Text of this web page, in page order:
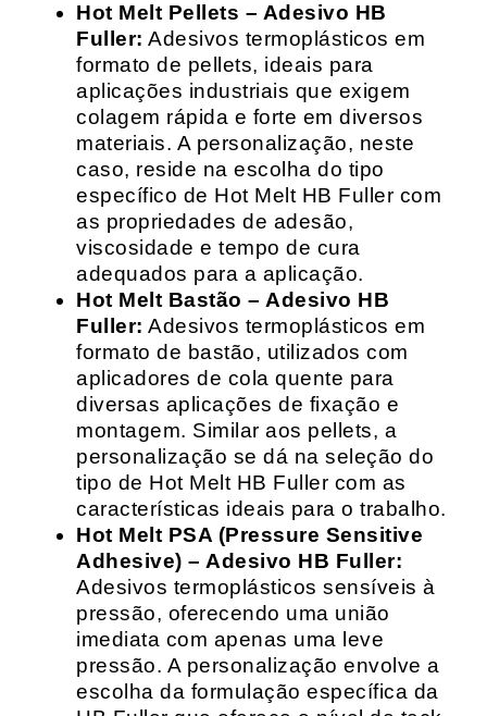
Hot Melt Pellets – Adesivo HB
Fuller: Adesivos termoplásticos em
formato de pellets, ideais para
aplicações industriais que exigem
colagem rápida e forte em diversos
materiais. A personalização, neste
caso, reside na escolha do tipo
específico de Hot Melt HB Fuller com
as propriedades de adesão,
viscosidade e tempo de cura
adequados para a aplicação.
Hot Melt Bastão – Adesivo HB
Fuller: Adesivos termoplásticos em
formato de bastão, utilizados com
aplicadores de cola quente para
diversas aplicações de fixação e
montagem. Similar aos pellets, a
personalização se dá na seleção do
tipo de Hot Melt HB Fuller com as
características ideais para o trabalho.
Hot Melt PSA (Pressure Sensitive
Adhesive) – Adesivo HB Fuller:
Adesivos termoplásticos sensíveis à
pressão, oferecendo uma união
imediata com apenas uma leve
pressão. A personalização envolve a
escolha da formulação específica da